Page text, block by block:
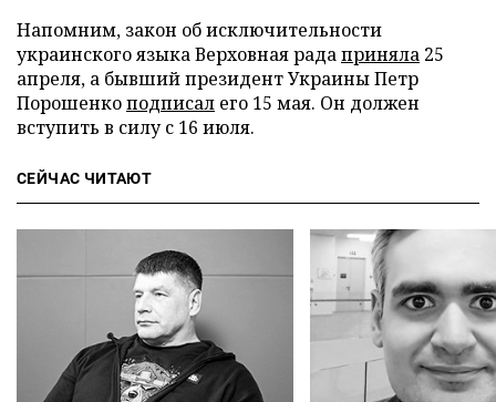
Напомним, закон об исключительности
украинского языка Верховная радаприняла 25
апреля, а бывший президент Украины Петр
Порошенкоподписал его 15 мая. Он должен
вступить в силу с 16 июля.
СЕЙЧАС ЧИТАЮТ